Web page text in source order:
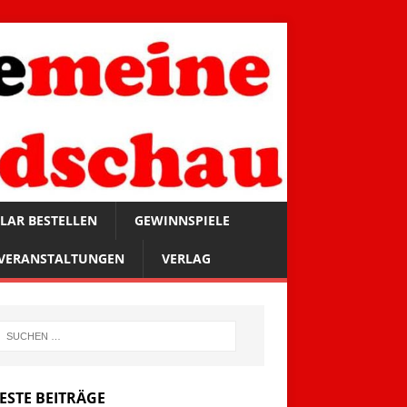
BESTELLEN GEWINNSPIELE
VERLAG
BEITRÄGE